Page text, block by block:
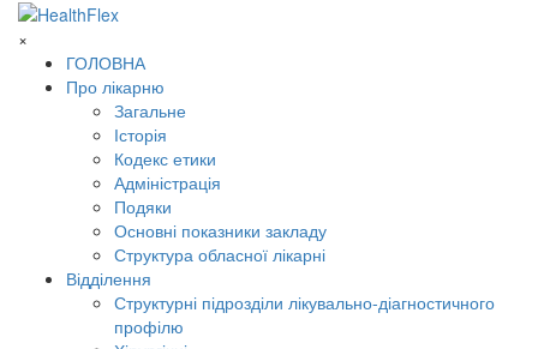
×
ГОЛОВНА
Про лікарню
Загальне
Історія
Кодекс етики
Адміністрація
Подяки
Основні показники закладу
Структура обласної лікарні
Відділення
Структурні підрозділи лікувально-діагностичного
профілю